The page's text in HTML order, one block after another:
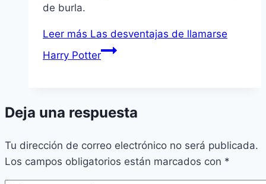
de burla.
Leer más Las desventajas de llamarse
Harry Potter
Deja una respuesta
Tu dirección de correo electrónico no será publicada.
Los campos obligatorios están marcados con *